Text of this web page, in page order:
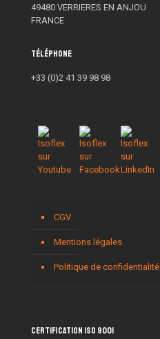
49480 VERRIERES EN ANJOU
FRANCE
Téléphone
+33 (0)2 41 39 98 98
CGV
Mentions légales
Politique de confidentialité
Certification ISO 9001